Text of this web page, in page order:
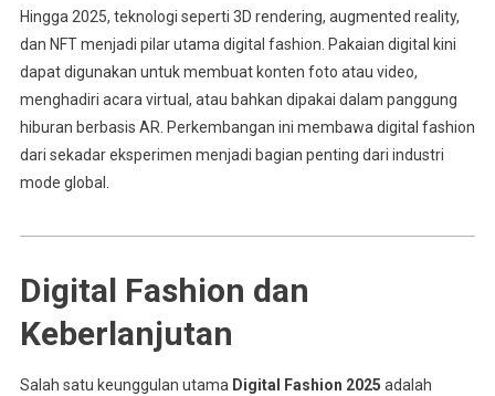
Hingga 2025, teknologi seperti 3D rendering, augmented reality,
dan NFT menjadi pilar utama digital fashion. Pakaian digital kini
dapat digunakan untuk membuat konten foto atau video,
menghadiri acara virtual, atau bahkan dipakai dalam panggung
hiburan berbasis AR. Perkembangan ini membawa digital fashion
dari sekadar eksperimen menjadi bagian penting dari industri
mode global.
Digital Fashion dan
Keberlanjutan
Salah satu keunggulan utama Digital Fashion 2025 adalah